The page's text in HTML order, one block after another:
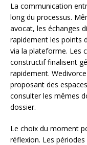
La communication
long du processus.
avocat, les échanges
rapidement les points
via la plateforme. Les
constructif finalisent
rapidement.
proposant des
consulter les mêmes
dossier.
Le choix du moment
réflexion. Les périodes